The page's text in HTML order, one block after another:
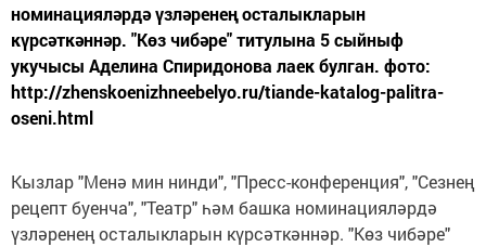
номинацияләрдә үзләренең осталыкларын
күрсәткәннәр. "Көз чибәре" титулына 5 сыйныф
укучысы Аделина Спиридонова лаек булган. фото:
http://zhenskoenizhneebelyo.ru/tiande-katalog-palitra-
oseni.html
Кызлар "Менә мин нинди", "Пресс-конференция", "Сезнең
рецепт буенча", "Театр" һәм башка номинацияләрдә
үзләренең осталыкларын күрсәткәннәр. "Көз чибәре"